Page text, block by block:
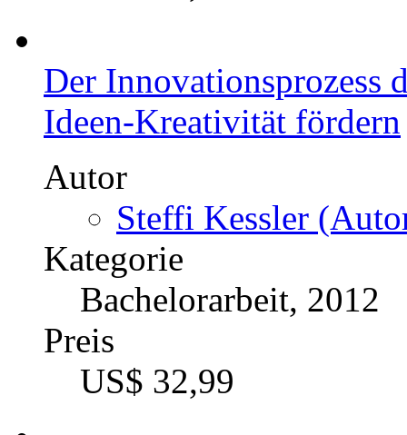
Management
Autor
Kategorie
Bachelorarbeit, 2012
Preis
US$ 18,99